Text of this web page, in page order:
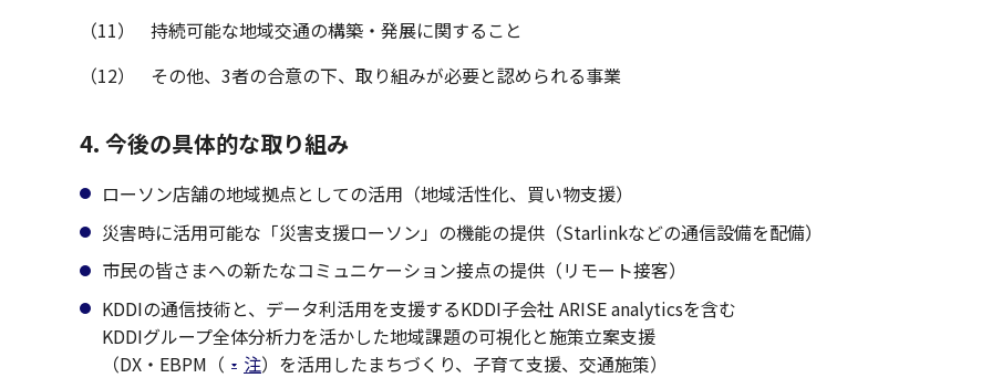
（11）
持続可能な地域交通の構築・発展に関すること
（12）
その他、3者の合意の下、取り組みが必要と認められる事業
4. 今後の具体的な取り組み
ローソン店舗の地域拠点としての活用（地域活性化、買い物支援）
災害時に活用可能な「災害支援ローソン」の機能の提供（Starlinkなどの通信設備を配備）
市民の皆さまへの新たなコミュニケーション接点の提供（リモート接客）
KDDIの通信技術と、データ利活用を支援するKDDI子会社 ARISE analyticsを含む
KDDIグループ全体分析力を活かした地域課題の可視化と施策立案支援
（DX・EBPM（
注）を活用したまちづくり、子育て支援、交通施策）